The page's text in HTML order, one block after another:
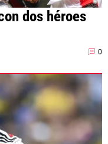
dos héroes
0